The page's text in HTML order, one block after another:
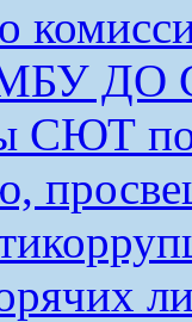
ДО
СЮТ